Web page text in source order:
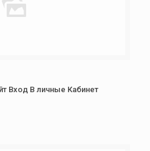
Вход В личные Кабинет